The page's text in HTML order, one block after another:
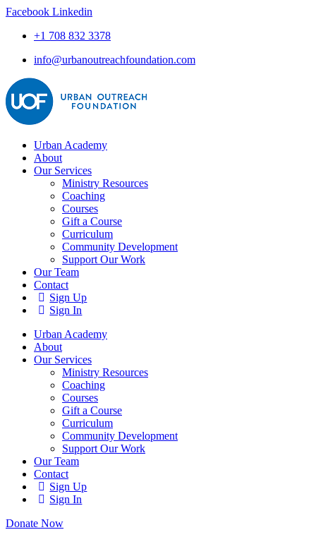
Facebook Linkedin
+1 708 832 3378
info@urbanoutreachfoundation.com
Urban Academy
About
Our Services
Ministry Resources
Coaching
Courses
Gift a Course
Curriculum
Community Development
Support Our Work
Our Team
Contact
Sign Up
Sign In
Urban Academy
About
Our Services
Ministry Resources
Coaching
Courses
Gift a Course
Curriculum
Community Development
Support Our Work
Our Team
Contact
Sign Up
Sign In
Donate Now